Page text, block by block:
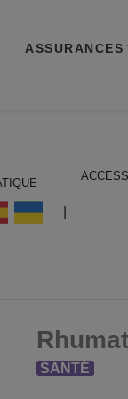
ASSURANCES
SANTÉ